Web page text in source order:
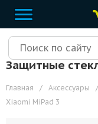
Защитные
Главная / Аксессуары /
Xiaomi MiPad 3